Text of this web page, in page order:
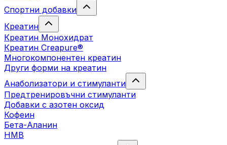
Спортни добавки
Креатин
Креатин Монохидрат
Креатин Creapure®
Многокомпонентен креатин
Други форми на креатин
Анаболизатори и стимуланти
Предтренировъчни стимуланти
Добавки с азотен оксид
Кофеин
Бета-Аланин
HMB